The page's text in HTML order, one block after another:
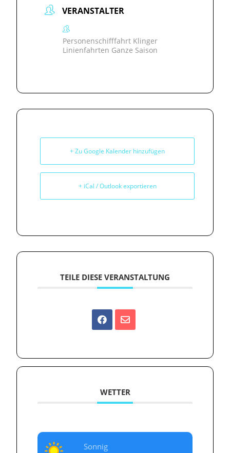
VERANSTALTER
Personenschifffahrt Klinger
Linienfahrten Ganze Saison
+ Zu Google Kalender hinzufügen
+ iCal / Outlook exportieren
TEILE DIESE VERANSTALTUNG
WETTER
Sonnig